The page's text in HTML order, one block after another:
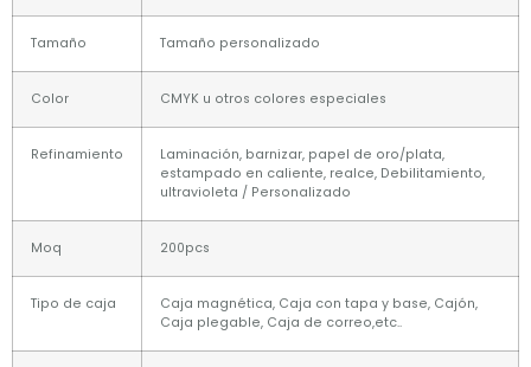
Tamaño Tamaño personalizado
Color CMYK u otros colores especiales
Refinamiento
Laminación, barnizar, papel de oro/plata,
estampado en caliente, realce, Debilitamiento,
ultravioleta / Personalizado
Moq 200pcs
Tipo de caja
Caja magnética, Caja con tapa y base, Cajón,
Caja plegable, Caja de correo,etc..